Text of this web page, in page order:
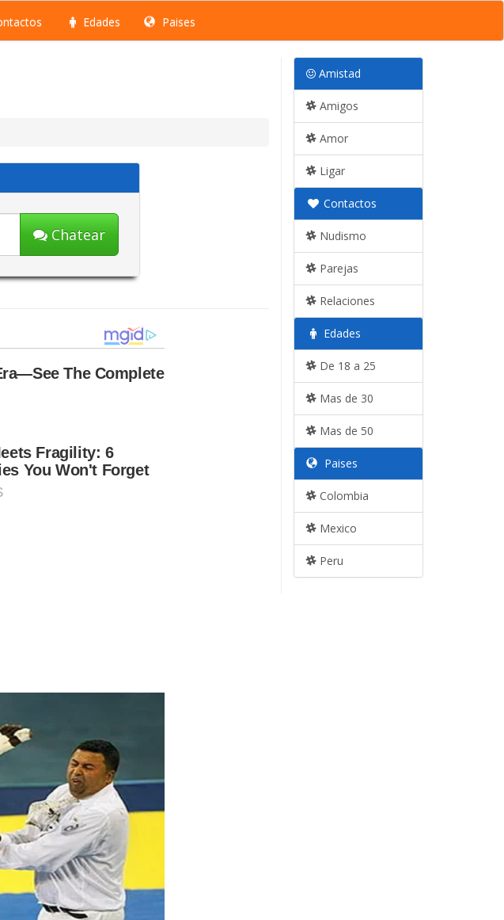
Edades Paises
Chatear
Amistad
Amigos
Amor
Ligar
Contactos
Nudismo
Parejas
Relaciones
Edades
De 18 a 25
Mas de 30
Mas de 50
Paises
Colombia
Mexico
Peru